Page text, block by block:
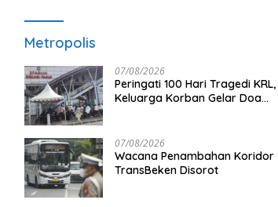
Metropolis
07/08/2026
Peringati 100 Hari Tragedi KRL,
Keluarga Korban Gelar Doa
07/08/2026
Wacana Penambahan Koridor
TransBeken Disorot